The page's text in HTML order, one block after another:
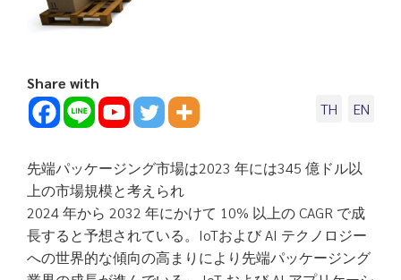
Share with
TH
EN
先端パッケージング市場は2023 年には345 億ドル以
上の市場規模と考えられ
2024 年から 2032 年にかけて 10% 以上の CAGR で成
長すると予想されている。IoTおよび AI テクノロジー
への世界的な傾向の高まりにより先端パッケージング